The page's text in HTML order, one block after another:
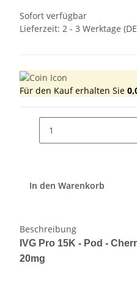
Sofort verfügbar
Lieferzeit: 2 - 3 Werktage
Für den Kauf erhalten Sie
In den Warenkorb
Beschreibung
IVG Pro 15K - Pod -
20mg